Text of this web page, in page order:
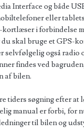
Interface og både
eller
i forbindelse
skal bruge et GPS-
selvfølgelig også radio
findes ved
af bilen.
tiders søgning efter at
manual er forbi, for
til bilen og